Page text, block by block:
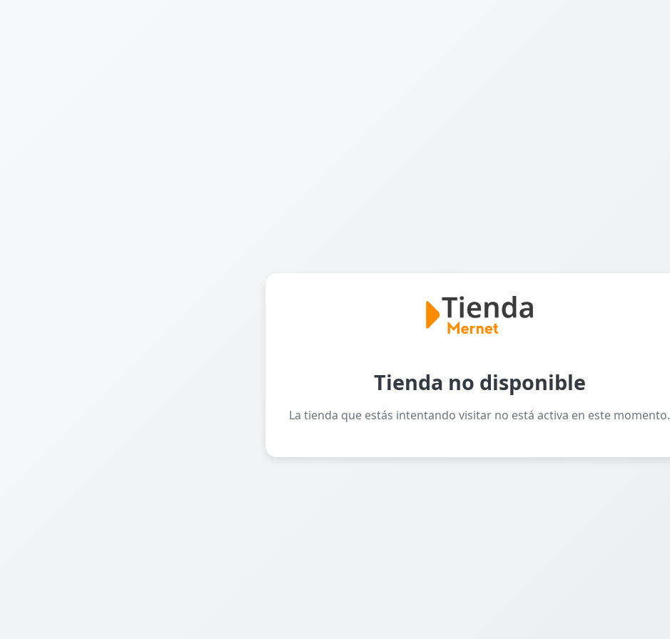
Tienda no disponible
La tienda que estás intentando visitar no está activa en este momento.